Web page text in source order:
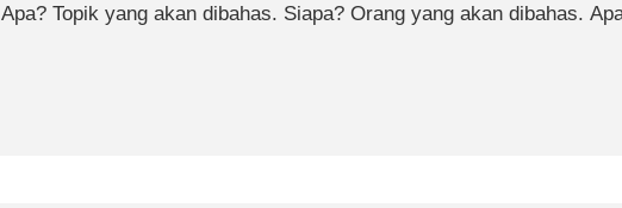
Apa? Topik yang akan dibahas. Siapa? Orang yang akan dibahas. Apa dan Siapa...jalinan